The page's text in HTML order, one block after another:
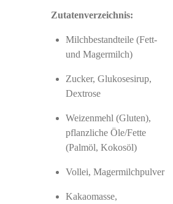
Zutatenverzeichnis:
Milchbestandteile (Fett-
und Magermilch)
Zucker, Glukosesirup,
Dextrose
Weizenmehl (Gluten),
pflanzliche Öle/Fette
(Palmöl, Kokosöl)
Vollei, Magermilchpulver
Kakaomasse,